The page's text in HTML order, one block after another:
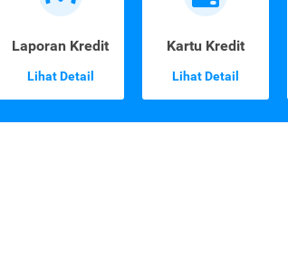
Laporan Kredit
Lihat Detail
Kartu Kredit
Lihat Detail